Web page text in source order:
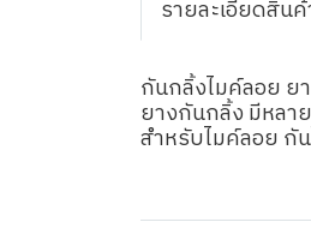
รายละเอียดสิน
กันกลิ้งไมค์ลอย ย
ยางกันกลิ้ง มีหลา
สำหรับไมค์ลอย กั